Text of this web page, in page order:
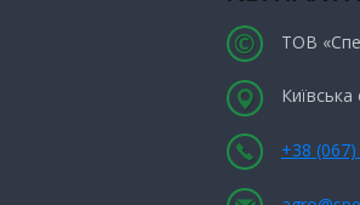
ТОВ
+38